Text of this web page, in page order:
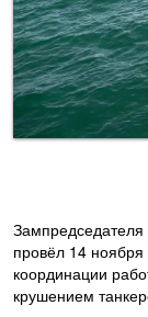
Зампредседателя
провёл 14
координации
крушением